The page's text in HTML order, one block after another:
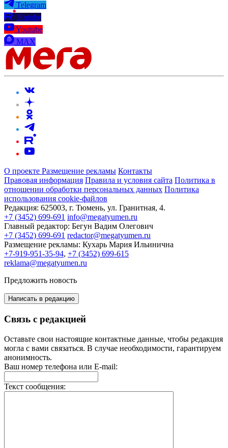
Telegram
Rutube
Youtube
MAX
О проекте Размещение рекламы Контакты
Правовая информация Правила и условия сайта Политика в
отношении обработки персональных данных Политика
использования cookie-файлов
Редакция: 625003, г. Тюмень, ул. Гранитная, 4.
+7 (3452) 699-691 info@megatyumen.ru
Главный редактор: Бегун Вадим Олегович
+7 (3452) 699-691 redactor@megatyumen.ru
Размещение рекламы: Кухарь Мария Ильинична
+7-919-951-35-94, +7 (3452) 699-615
reklama@megatyumen.ru
Предложить новость
Написать в редакцию
Связь с редакцией
Оставьте свои настоящие контактные данные, чтобы редакция
могла с вами связаться. В случае необходимости, гарантируем
анонимность.
Ваш номер телефона или E-mail:
Текст сообщения: